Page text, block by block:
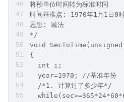
将秒单位时间转为标准时间
时间基准点: 1970年1月1日0
思想: 减法
*/
void
{
  int i;
  year=1970; //基准年份
  /*1. 计算过了多少年*/